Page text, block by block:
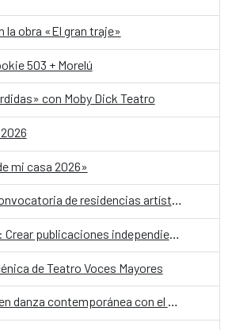
la obra «El gran traje»
503 + Morelú
con Moby Dick Teatro
mi casa 2026»
AfrOeste 2026: convocatoria de residencias artísticas
Taller «El fanzine: Crear publicaciones independientes a través de la experimentación»
de Teatro Voces Mayores
Clases maestras en danza contemporánea con el Festival Nómada 2026